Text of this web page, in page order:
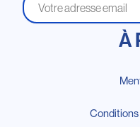
À
Conditions